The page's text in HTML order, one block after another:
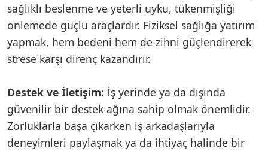
sağlıklı beslenme ve yeterli uyku, tükenmişliği
önlemede güçlü araçlardır. Fiziksel sağlığa yatırım
yapmak, hem bedeni hem de zihni güçlendirerek
strese karşı direnç kazandırır.
Destek ve İletişim: İş yerinde ya da dışında
güvenilir bir destek ağına sahip olmak önemlidir.
Zorluklarla başa çıkarken iş arkadaşlarıyla
deneyimleri paylaşmak ya da ihtiyaç halinde bir